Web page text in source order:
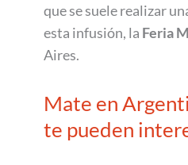
que se suele realizar
esta infusión, la Feria
Aires.
Mate en
te pueden